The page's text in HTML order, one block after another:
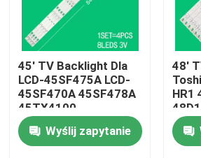
Wycieczka po fabryce
Kontrola jakości
Skontaktuj się z nami
45' TV Backlight Dla
LCD-45SF475A LCD-
45SF470A 45SF478A
45TX4100
3P45UM003 A0
3P45UM001 A9
ECHOM-0345UM002
Wyślij zapytanie
48'
HR1